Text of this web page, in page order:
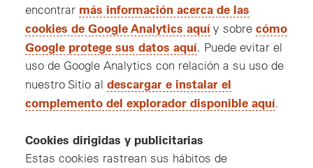
encontrar más información acerca de las
cookies de Google Analytics aquíy sobre cómo
Google protege sus datos aquí. Puede evitar el
uso de Google Analytics con relación a su uso de
nuestro Sitio al descargar e instalar el
complemento del explorador disponible aquí.
Cookies dirigidas y publicitarias
Estas cookies rastrean sus hábitos de